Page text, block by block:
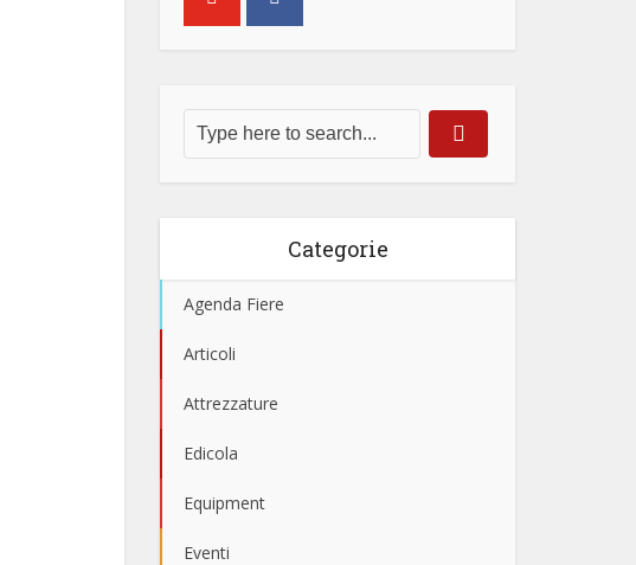
Categorie
Agenda Fiere
Articoli
Attrezzature
Edicola
Equipment
Eventi